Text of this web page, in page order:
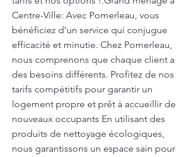
Centre-Ville: Avec Pomerleau, vous
bénéficiez d’un service qui conjugue
efficacité et minutie. Chez Pomerleau,
nous comprenons que chaque client a
des besoins différents. Profitez de nos
tarifs compétitifs pour garantir un
logement propre et prêt à accueillir de
nouveaux occupants En utilisant des
produits de nettoyage écologiques,
nous garantissons un espace sain pour